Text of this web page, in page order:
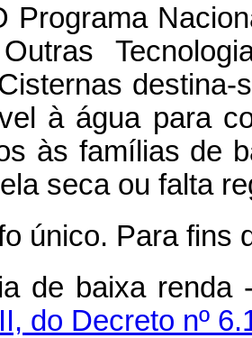
Programa
à água para
às famílias de
seca ou falta
único. Para fins
de baixa renda
do Decreto nº